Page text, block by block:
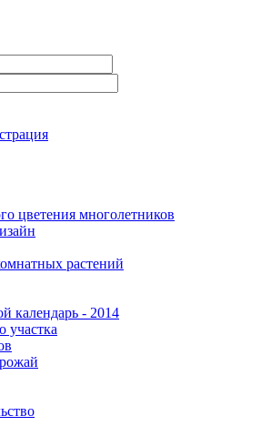
цветения многолетников
растений
календарь - 2014
участка